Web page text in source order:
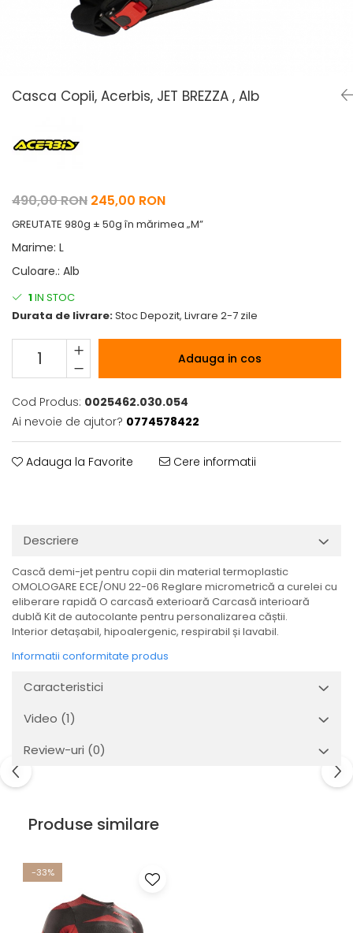
Pelerine de ploaie
Roti/Accesorii
Uleiuri si Lubrifianti
Suspensii
Tuning
Casca Copii, Acerbis, JET BREZZA , Alb
490,00 RON 245,00 RON
GREUTATE 980g ± 50g în mărimea „M”
Marime: L
Culoare.: Alb
1IN STOC
Durata de livrare:Stoc Depozit, Livrare 2-7 zile
Adauga in cos
Cod Produs: 0025462.030.054
Ai nevoie de ajutor? 0774578422
Adauga la Favorite Cere informatii
Descriere
Cască demi-jet pentru copii din material termoplastic
OMOLOGARE ECE/ONU 22-06 Reglare micrometrică a curelei cu
eliberare rapidă O carcasă exterioară Carcasă interioară
dublă Kit de autocolante pentru personalizarea căștii.
Interior detașabil, hipoalergenic, respirabil și lavabil.
Informatii conformitate produs
Caracteristici
Video (1)
Review-uri (0)
Produse similare
-33%